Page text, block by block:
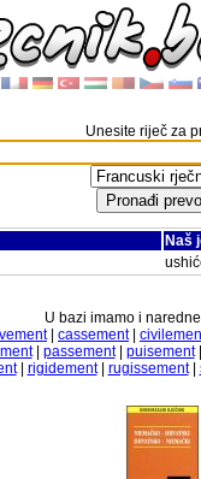
Unesite riječ za
Naš
U bazi imamo i
| cassement|
| passement| puisement|
| rigidement| rugissement|